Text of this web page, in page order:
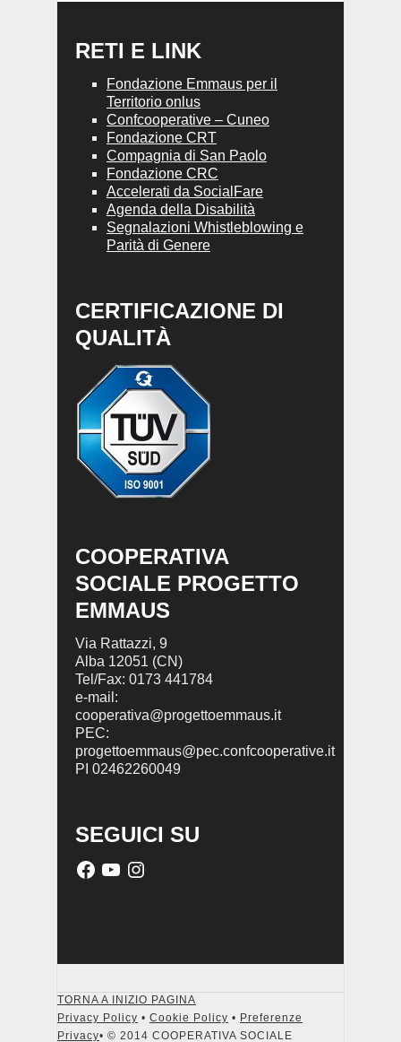
RETI E LINK
Fondazione Emmaus per il
Territorio onlus
Confcooperative – Cuneo
Fondazione CRT
Compagnia di San Paolo
Fondazione CRC
Accelerati da SocialFare
Agenda della Disabilità
Segnalazioni Whistleblowing e
Parità di Genere
CERTIFICAZIONE DI
QUALITÀ
COOPERATIVA
SOCIALE PROGETTO
EMMAUS
Via Rattazzi, 9
Alba 12051 (CN)
Tel/Fax: 0173 441784
e-mail:
cooperativa@progettoemmaus.it
PEC:
progettoemmaus@pec.confcooperative.it
PI 02462260049
SEGUICI SU
TORNA A INIZIO PAGINA
Privacy Policy • Cookie Policy • Preferenze
Privacy• © 2014 COOPERATIVA SOCIALE